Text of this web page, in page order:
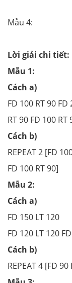
Mẫu 4:
Lời giải chi tiết:
Mẫu 1:
Cách a)
FD 100 RT 90 FD
RT 90 FD 100 RT
Cách b)
REPEAT 2 [FD
FD 100 RT 90]
Mẫu 2:
Cách a)
FD 150 LT 120
FD 120 LT 120
Cách b)
REPEAT 4 [FD 90